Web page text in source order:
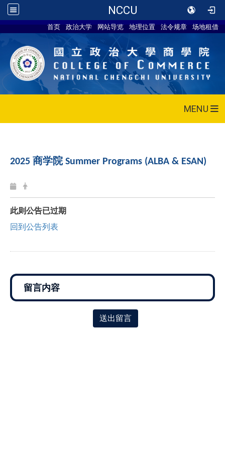
NCCU
首页 政治大学 网站导览 地理位置 法令规章 场地租借
MENU
2025 商学院 Summer Programs (ALBA & ESAN)
此则公告已过期
回到公告列表
送出留言